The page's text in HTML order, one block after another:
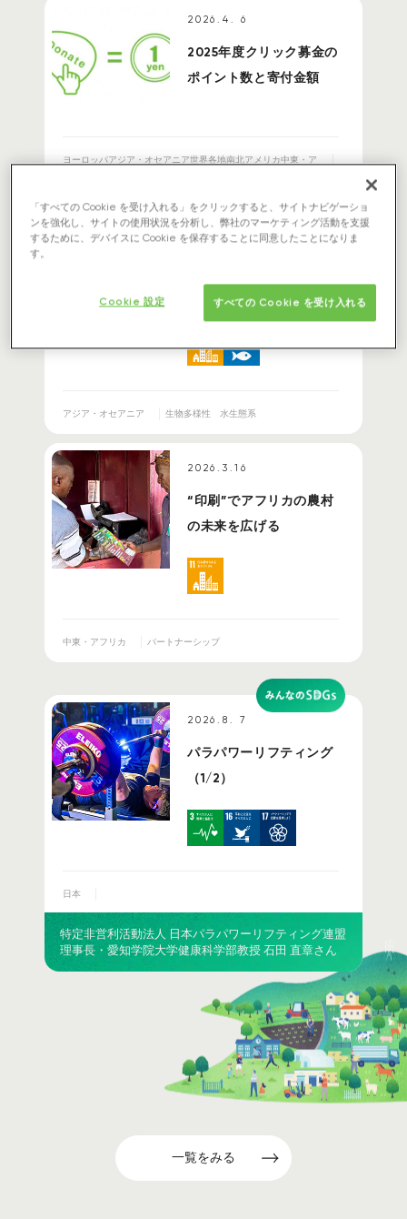
2026.4. 6
2025年度クリック募金の
ポイント数と寄付金額
ヨーロッパアジア・オセアニア世界各地南北アメリカ中東・ア
2026.3.23
来を変えていく
アジア・オセアニア 生物多様性 水生態系
2026.3.16
“印刷”でアフリカの農村
の未来を広げる
中東・アフリカ パートナーシップ
2026.8. 7
パラパワーリフティング
（1/2）
日本
特定非営利活動法人 日本パラパワーリフティング連盟
理事長・愛知学院大学健康科学部教授 石田 直章さん
一覧をみる
「すべての Cookie を受け入れる」をクリックすると、サイトナビゲーショ
ンを強化し、サイトの使用状況を分析し、弊社のマーケティング活動を支援
するために、デバイスに Cookie を保存することに同意したことになりま
す。
すべての Cookie を受け入れる
Cookie 設定